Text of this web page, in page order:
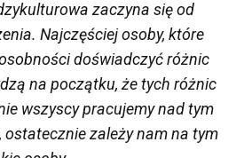
zaczyna się od
Najczęściejosoby, które
doświadczyćróżnic
na początku, żetych różnic
wszyscy pracujemy nad tym
ostatecznie zależy nam na tym